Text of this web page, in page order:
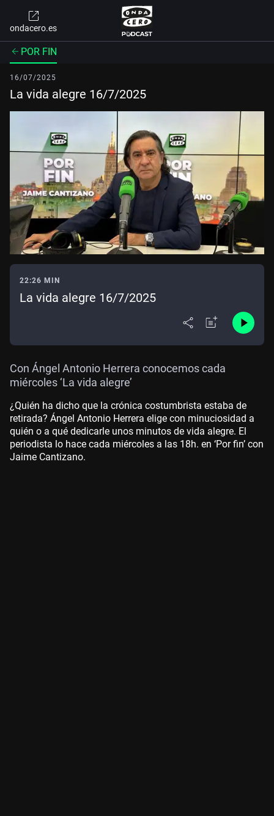
ondacero.es
POR FIN
16/07/2025
La vida alegre 16/7/2025
22:26 MIN
La vida alegre 16/7/2025
Con Ángel Antonio Herrera conocemos cada
miércoles ‘La vida alegre’
¿Quién ha dicho que la crónica costumbrista estaba de
retirada? Ángel Antonio Herrera elige con minuciosidad a
quién o a qué dedicarle unos minutos de vida alegre. El
periodista lo hace cada miércoles a las 18h. en ‘Por fin’ con
Jaime Cantizano.